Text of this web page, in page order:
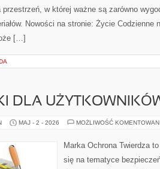
w której ważne są zarówno
Nowości na stronie: Życie Codzienne
[…]
DLA
MAJ - 2 - 2026 MOŻLIWOŚĆ
Marka Ochrona Twierdza
się na tematyce